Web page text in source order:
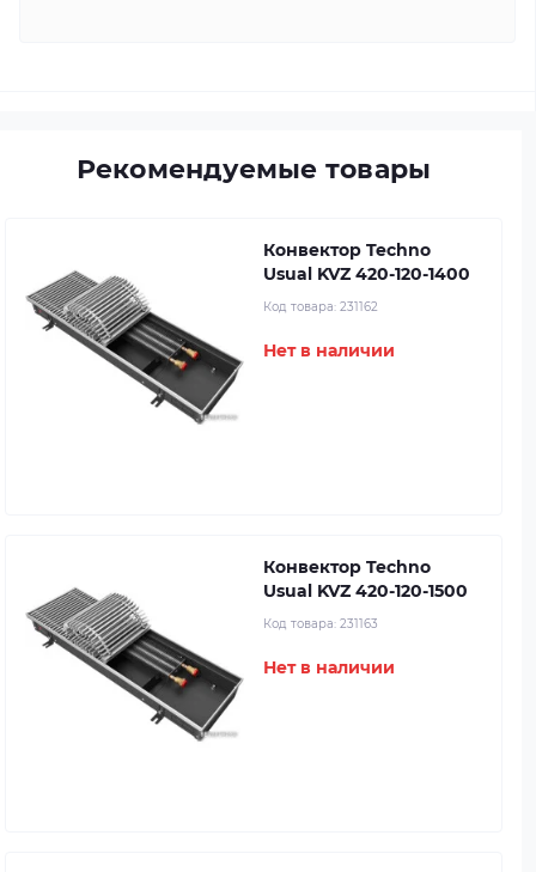
Рекомендуемые товары
Конвектор Techno
Usual KVZ 420-120-1400
Код товара: 231162
Нет в наличии
Конвектор Techno
Usual KVZ 420-120-1500
Код товара: 231163
Нет в наличии